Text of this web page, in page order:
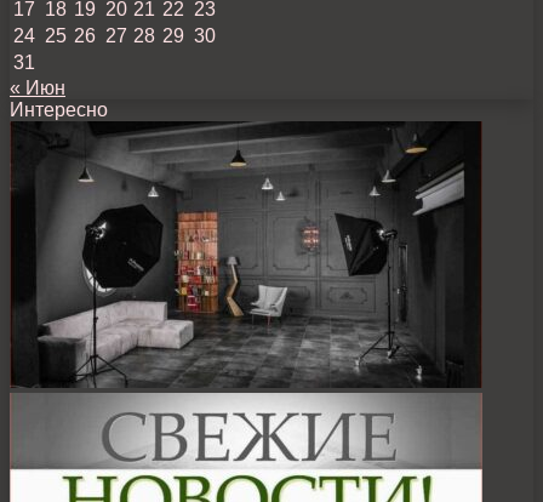
17 18 19 20 21 22 23
24 25 26 27 28 29 30
31
« Июн
Интересно